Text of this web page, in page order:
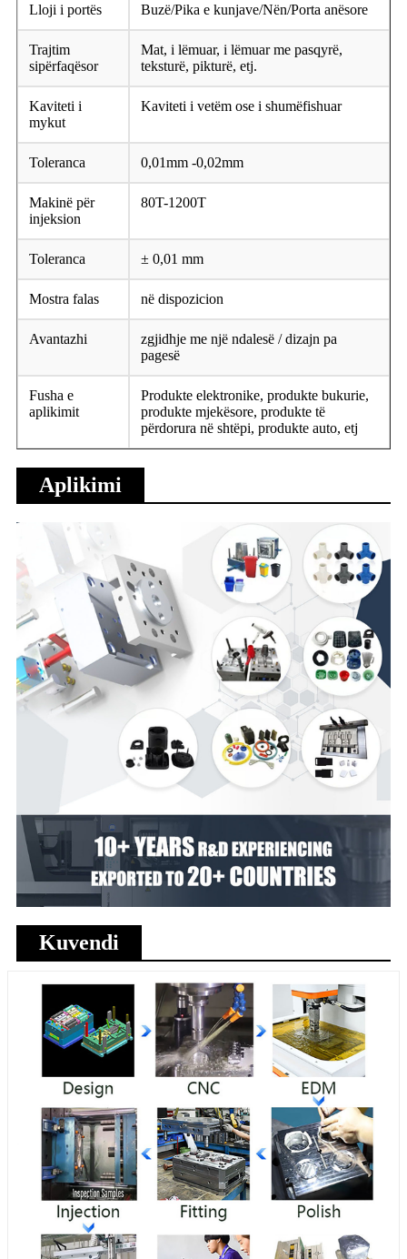
Lloji i portës Buzë/Pika e kunjave/Nën/Porta anësore
Trajtim
sipërfaqësor
Mat, i lëmuar, i lëmuar me pasqyrë,
teksturë, pikturë, etj.
Kaviteti i
mykut
Kaviteti i vetëm ose i shumëfishuar
Toleranca 0,01mm -0,02mm
Makinë për
injeksion
80T-1200T
Toleranca ± 0,01 mm
Mostra falas në dispozicion
Avantazhi
zgjidhje me një ndalesë / dizajn pa
pagesë
Fusha e
aplikimit
Produkte elektronike, produkte bukurie,
produkte mjekësore, produkte të
përdorura në shtëpi, produkte auto, etj
Aplikimi
Kuvendi